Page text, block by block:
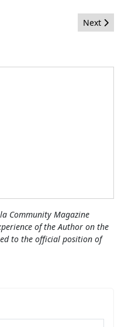
que no se pueden
Next
Next
Community Magazine
of the Author on the
to the official position of